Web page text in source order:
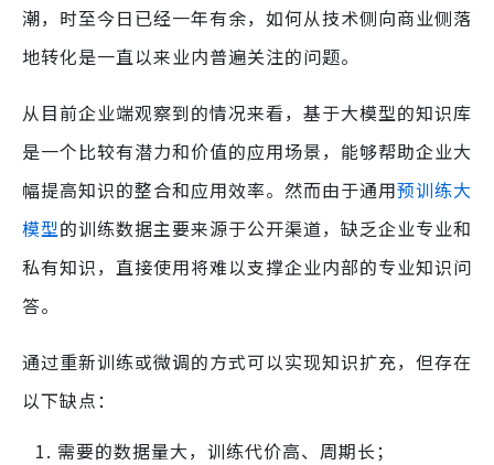
潮，时至今日已经一年有余，如何从技术侧向商业侧落
地转化是一直以来业内普遍关注的问题。
从目前企业端观察到的情况来看，基于大模型的知识库
是一个比较有潜力和价值的应用场景，能够帮助企业大
幅提高知识的整合和应用效率。然而由于通用预训练大
模型的训练数据主要来源于公开渠道，缺乏企业专业和
私有知识，直接使用将难以支撑企业内部的专业知识问
答。
通过重新训练或微调的方式可以实现知识扩充，但存在
以下缺点：
需要的数据量大，训练代价高、周期长；